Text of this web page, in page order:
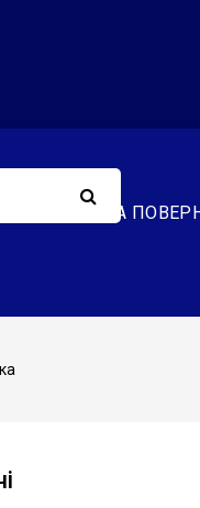
ОБМІН ТА